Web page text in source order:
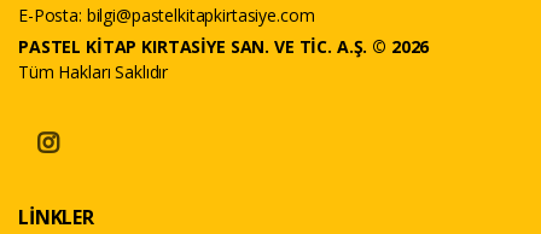
E-Posta: bilgi@pastelkitapkirtasiye.com
PASTEL KİTAP KIRTASİYE SAN. VE TİC. A.Ş. © 2026
Tüm Hakları Saklıdır
LİNKLER